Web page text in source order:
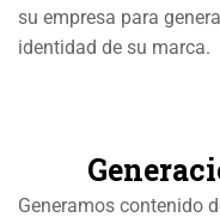
su empresa para
identidad de su marca.
Generamos contenido